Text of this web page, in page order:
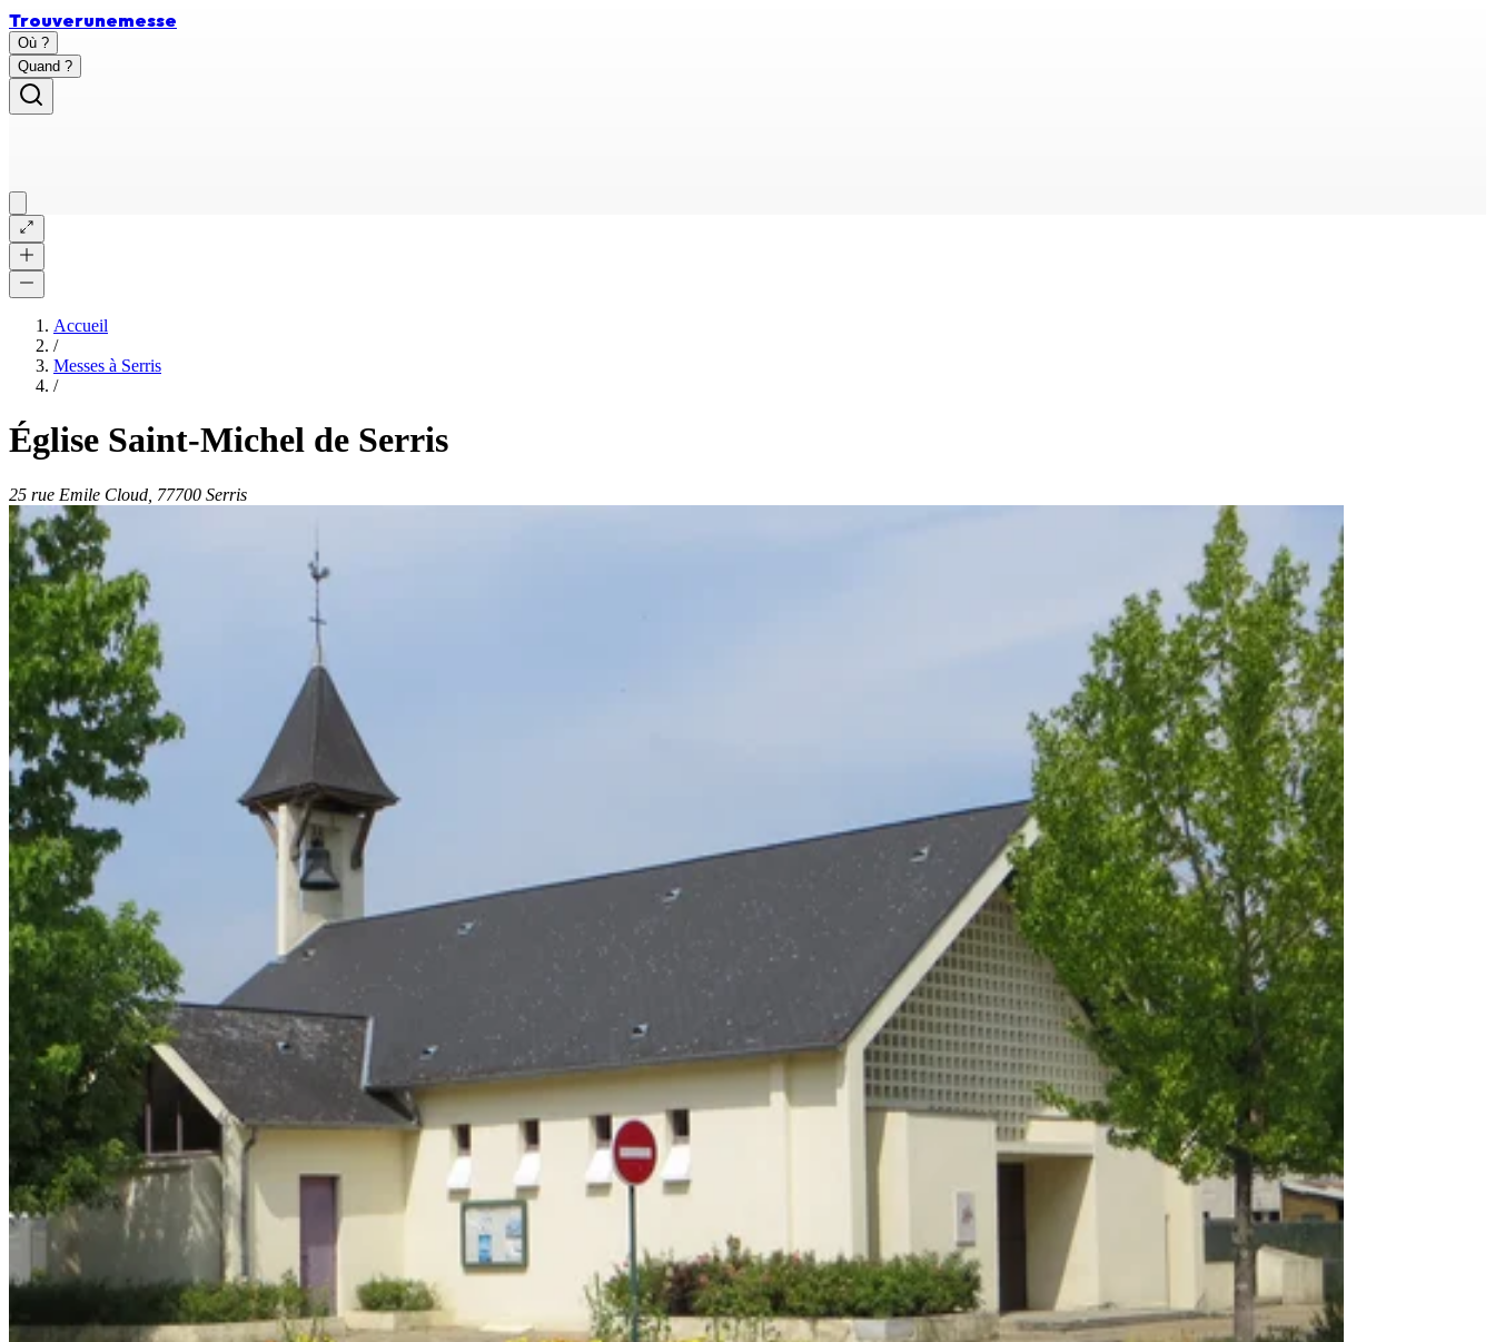
Trouverunemesse
Où ?
Quand ?
Accueil
/
Messes à Serris
/
Église Saint-Michel de Serris
25 rue Emile Cloud, 77700 Serris